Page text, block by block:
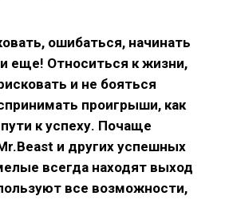
ошибаться, начинать
еще! Относиться к жизни,
и не бояться
проигрыши, как
к успеху. Почаще
и других успешных
всегда находят выход
все возможности,